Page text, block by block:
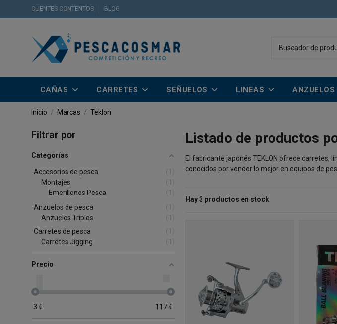
CLIENTES CONTENTOS BLOG
CAÑAS CARRETES SEÑUELOS LINEAS ANZUELOS
Inicio Marcas Teklon
Listado de productos
El fabricante japonés TEKLON ofrece carretes,
conocidos por vender lo mejor en equipos de
Hay 3 productos en stock
Filtrar por
Categorías
Accesorios de pesca
Montajes
Emerillones Pesca
Anzuelos de pesca
Anzuelos Triples
Carretes de pesca
Carretes Jigging
Precio
3 € 117€